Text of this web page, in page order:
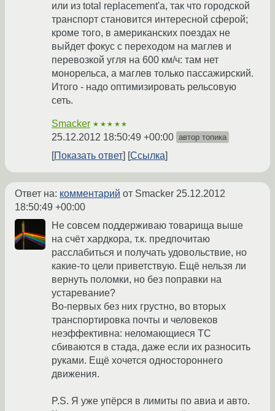
или из total replacement'а, так что городской
транспорт становится интересной сферой;
кроме того, в американских поездах не
выйдет фокус с переходом на маглев и
перевозкой угля на 600 км/ч: там нет
монорельса, а маглев только пассажирский.
Итого - надо оптимизировать рельсовую
сеть.
Smacker ★★★★★
25.12.2012 18:50:49 +00:00 автор топика
Показать ответ Ссылка
Ответ на: комментарий от Smacker 25.12.2012
18:50:49 +00:00
Не совсем поддерживаю товарища выше
на счёт хардкора, т.к. предпочитаю
расслабиться и получать удовольствие, но
какие-то цели приветствую. Ещё нельзя ли
вернуть поломки, но без поправки на
устаревание?
Во-первых без них грустно, во вторых
транспортировка почты и человеков
неэффективна: неломающиеся ТС
сбиваются в стада, даже если их разносить
руками. Ещё хочется одностороннего
движения.
P.S. Я уже упёрся в лимиты по авиа и авто.